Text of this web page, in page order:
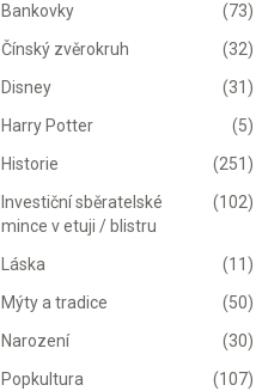
(73)
Bankovky
(32)
Čínský zvěrokruh
(31)
Disney
(5)
Harry Potter
(251)
Historie
(102)
Investiční sběratelské
mince v etuji / blistru
(11)
Láska
(50)
Mýty a tradice
(30)
Narození
(107)
Popkultura